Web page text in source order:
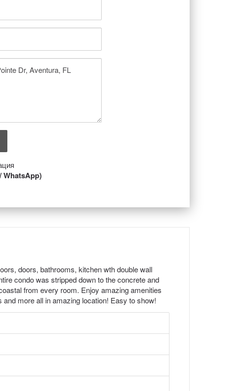
WhatsApp)
doors, bathrooms, kitchen wth double wall
condo was stripped down to the concrete and
from every room. Enjoy amazing amenities
more all in amazing location! Easy to show!